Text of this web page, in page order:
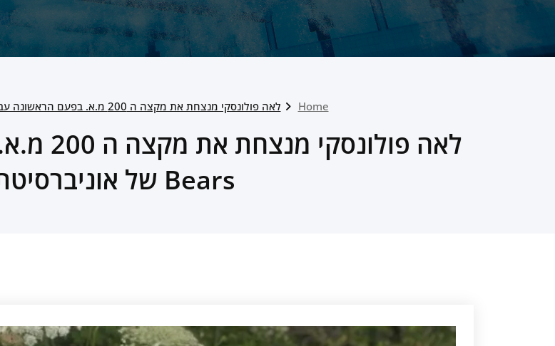
Home לאה פולונסקי מנצחת את מקצה ה 200 מ.א. בפעם הראשונה עבור ה CAL Bears של אוניברסיטת ברקלי.
Bears של אוניברסיטת ברקלי.